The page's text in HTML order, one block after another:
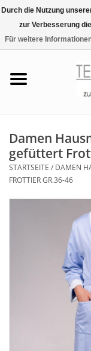
Tag & Nachtwäsche
Badezimmer &
Haus-Bademäntel
Plaids, Decken,
Mode & Accessoires
Damen
gefüttert
STARTSEITE / DAMEN
FROTTIER GR.36-46
Durch die Nutzung
zur Verbesserung
Für weitere